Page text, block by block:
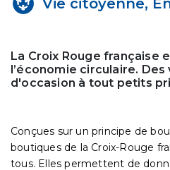
La Croix Rouge française
l’économie circulaire.
d'occasion à tout petits
Conçues sur un principe de
boutiques de la Croix-Rouge
tous. Elles permettent de